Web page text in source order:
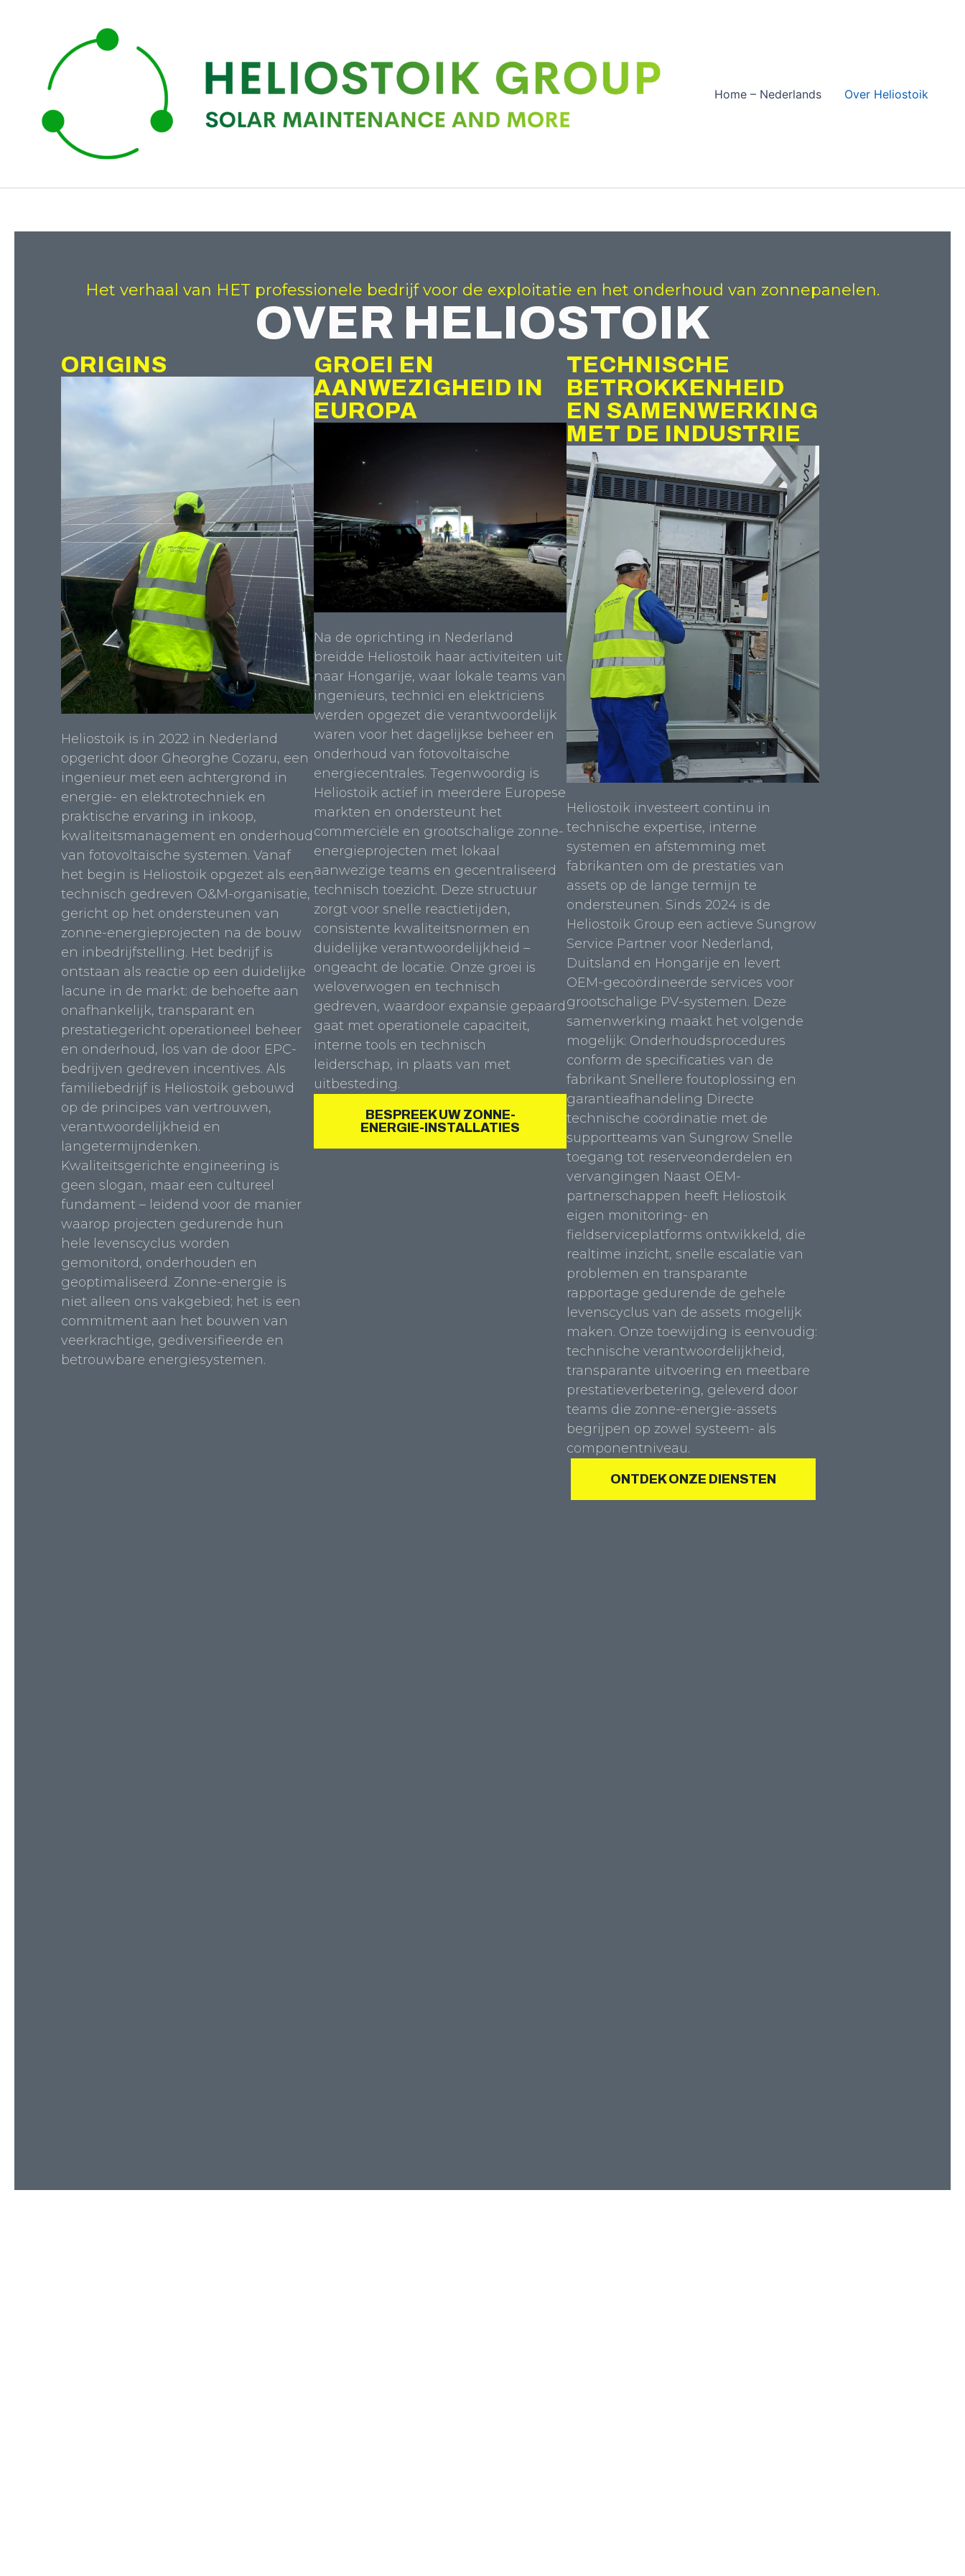
Home – Nederlands Over Heliostoik
Het verhaal van HET professionele bedrijf voor de exploitatie en het onderhoud van zonnepanelen.
OVER HELIOSTOIK
ORIGINS
Heliostoik is in 2022 in Nederland
opgericht door Gheorghe Cozaru, een
ingenieur met een achtergrond in
energie- en elektrotechniek en
praktische ervaring in inkoop,
kwaliteitsmanagement en onderhoud
van fotovoltaïsche systemen. Vanaf
het begin is Heliostoik opgezet als een
technisch gedreven O&M-organisatie,
gericht op het ondersteunen van
zonne-energieprojecten na de bouw
en inbedrijfstelling. Het bedrijf is
ontstaan ​​als reactie op een duidelijke
lacune in de markt: de behoefte aan
onafhankelijk, transparant en
prestatiegericht operationeel beheer
en onderhoud, los van de door EPC-
bedrijven gedreven incentives. Als
familiebedrijf is Heliostoik gebouwd
op de principes van vertrouwen,
verantwoordelijkheid en
langetermijndenken.
Kwaliteitsgerichte engineering is
geen slogan, maar een cultureel
fundament – ​​leidend voor de manier
waarop projecten gedurende hun
hele levenscyclus worden
gemonitord, onderhouden en
geoptimaliseerd. Zonne-energie is
niet alleen ons vakgebied; het is een
commitment aan het bouwen van
veerkrachtige, gediversifieerde en
betrouwbare energiesystemen.
GROEI EN
AANWEZIGHEID IN
EUROPA
Na de oprichting in Nederland
breidde Heliostoik haar activiteiten uit
naar Hongarije, waar lokale teams van
ingenieurs, technici en elektriciens
werden opgezet die verantwoordelijk
waren voor het dagelijkse beheer en
onderhoud van fotovoltaïsche
energiecentrales. Tegenwoordig is
Heliostoik actief in meerdere Europese
markten en ondersteunt het
commerciële en grootschalige zonne-
energieprojecten met lokaal
aanwezige teams en gecentraliseerd
technisch toezicht. Deze structuur
zorgt voor snelle reactietijden,
consistente kwaliteitsnormen en
duidelijke verantwoordelijkheid –
ongeacht de locatie. Onze groei is
weloverwogen en technisch
gedreven, waardoor expansie gepaard
gaat met operationele capaciteit,
interne tools en technisch
leiderschap, in plaats van met
uitbesteding.
BESPREEK UW ZONNE-
ENERGIE-INSTALLATIES
TECHNISCHE
BETROKKENHEID
EN SAMENWERKING
MET DE INDUSTRIE
Heliostoik investeert continu in
technische expertise, interne
systemen en afstemming met
fabrikanten om de prestaties van
assets op de lange termijn te
ondersteunen. Sinds 2024 is de
Heliostoik Group een actieve Sungrow
Service Partner voor Nederland,
Duitsland en Hongarije en levert
OEM-gecoördineerde services voor
grootschalige PV-systemen. Deze
samenwerking maakt het volgende
mogelijk: Onderhoudsprocedures
conform de specificaties van de
fabrikant Snellere foutoplossing en
garantieafhandeling Directe
technische coördinatie met de
supportteams van Sungrow Snelle
toegang tot reserveonderdelen en
vervangingen Naast OEM-
partnerschappen heeft Heliostoik
eigen monitoring- en
fieldserviceplatforms ontwikkeld, die
realtime inzicht, snelle escalatie van
problemen en transparante
rapportage gedurende de gehele
levenscyclus van de assets mogelijk
maken. Onze toewijding is eenvoudig:
technische verantwoordelijkheid,
transparante uitvoering en meetbare
prestatieverbetering, geleverd door
teams die zonne-energie-assets
begrijpen op zowel systeem- als
componentniveau.
ONTDEK ONZE DIENSTEN